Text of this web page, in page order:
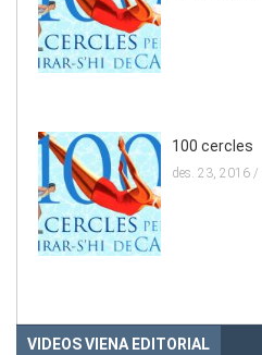
100 cercles
des. 23, 2016 /
VIDEOS VIENA EDITORIAL